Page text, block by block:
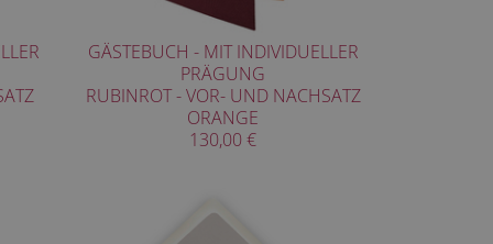
GÄSTEBUCH - MIT INDIVIDUELLER
PRÄGUNG
RUBINROT - VOR- UND NACHSATZ
ORANGE
130,00 €